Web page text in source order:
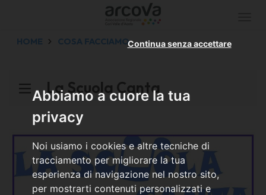
Abbiamo a cuore la tua
privacy
Noi usiamo i cookies e altre tecniche di
tracciamento per migliorare la tua
esperienza di navigazione nel nostro sito,
per mostrarti contenuti personalizzati e
Continua senza accettare
HOME COSA FACCIAMO
La Scuola Canta